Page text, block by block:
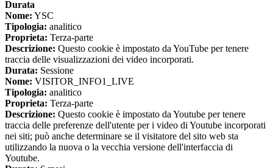
Durata
Nome: YSC
Tipologia: analitico
Proprieta: Terza-parte
Descrizione: Questo cookie è impostato da YouTube per tenere
traccia delle visualizzazioni dei video incorporati.
Durata: Sessione
Nome: VISITOR_INFO1_LIVE
Tipologia: analitico
Proprieta: Terza-parte
Descrizione: Questo cookie è impostato da Youtube per tenere
traccia delle preferenze dell'utente per i video di Youtube incorporati
nei siti; può anche determinare se il visitatore del sito web sta
utilizzando la nuova o la vecchia versione dell'interfaccia di
Youtube.